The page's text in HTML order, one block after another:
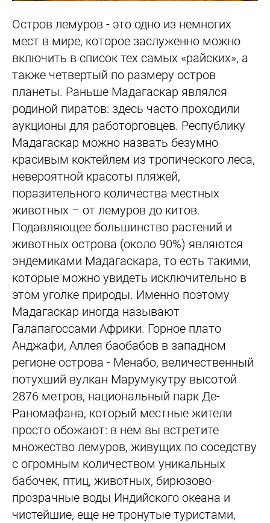
Остров лемуров - это одно из немногих
мест в мире, которое заслуженно можно
включить в список тех самых «райских», а
также четвертый по размеру остров
планеты. Раньше Мадагаскар являлся
родиной пиратов: здесь часто проходили
аукционы для работорговцев. Республику
Мадагаскар можно назвать безумно
красивым коктейлем из тропического леса,
невероятной красоты пляжей,
поразительного количества местных
животных – от лемуров до китов.
Подавляющее большинство растений и
животных острова (около 90%) являются
эндемиками Мадагаскара, то есть такими,
которые можно увидеть исключительно в
этом уголке природы. Именно поэтому
Мадагаскар иногда называют
Галапагоссами Африки. Горное плато
Анджафи, Аллея баобабов в западном
регионе острова - Менабо, величественный
потухший вулкан Марумукутру высотой
2876 метров, национальный парк Де-
Раномафана, который местные жители
просто обожают: в нем вы встретите
множество лемуров, живущих по соседству
с огромным количеством уникальных
бабочек, птиц, животных, бирюзово-
прозрачные воды Индийского океана и
чистейшие, еще не тронутые туристами,